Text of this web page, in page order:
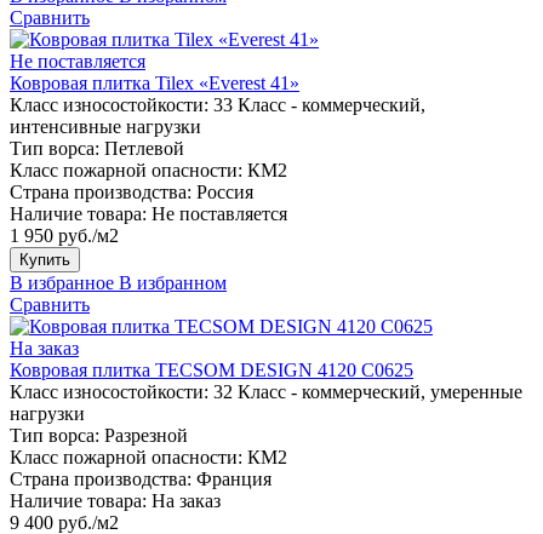
Сравнить
Не поставляется
Ковровая плитка Tilex «Everest 41»
Класс износостойкости: 33 Класс - коммерческий,
интенсивные нагрузки
Тип ворса: Петлевой
Класс пожарной опасности: КМ2
Страна производства: Россия
Наличие товара: Не поставляется
1 950 руб./м2
Купить
В избранное В избранном
Сравнить
На заказ
Ковровая плитка TECSOM DESIGN 4120 C0625
Класс износостойкости: 32 Класс - коммерческий, умеренные
нагрузки
Тип ворса: Разрезной
Класс пожарной опасности: КМ2
Страна производства: Франция
Наличие товара: На заказ
9 400 руб./м2